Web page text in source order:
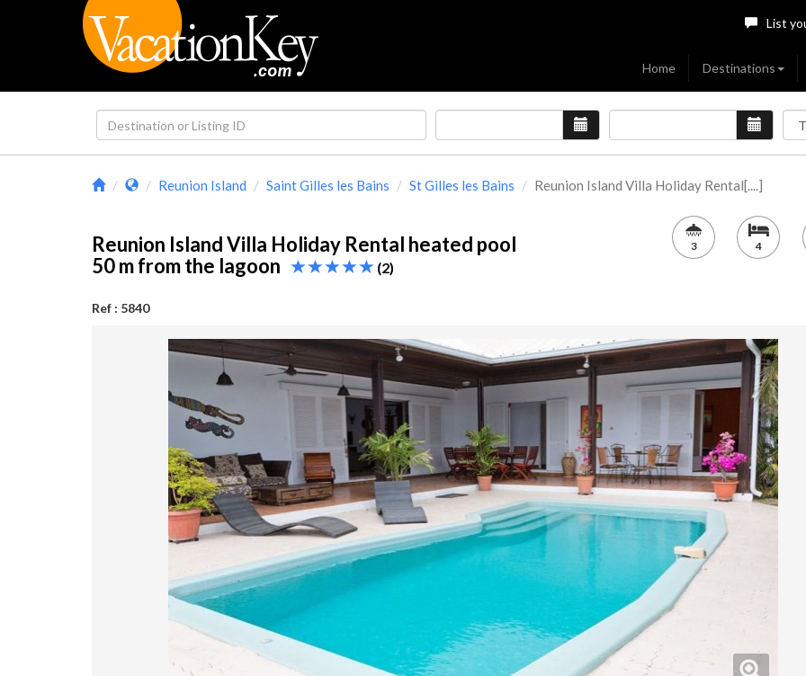
List
Home Destinations
Reunion Island Saint Gilles les Bains St Gilles les Bains Reunion Island Villa Holiday Rental[....]
Reunion Island Villa Holiday Rental heated pool
50 m from the lagoon
(2)
Ref : 5840
3 4